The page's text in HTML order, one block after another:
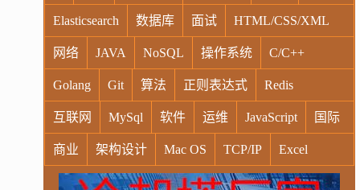
Elasticsearch 数据库 面试 HTML/CSS/XML
网络 JAVA NoSQL 操作系统 C/C++
Golang Git 算法 正则表达式 Redis
互联网 MySql 软件 运维 JavaScript 国际
商业 架构设计 Mac OS TCP/IP Excel
Windows Oracle Socket VR Vim